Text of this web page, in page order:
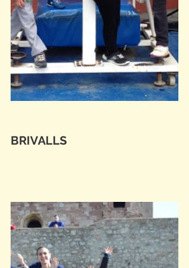
BRIVALLS